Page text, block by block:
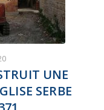
UNE
SERBE